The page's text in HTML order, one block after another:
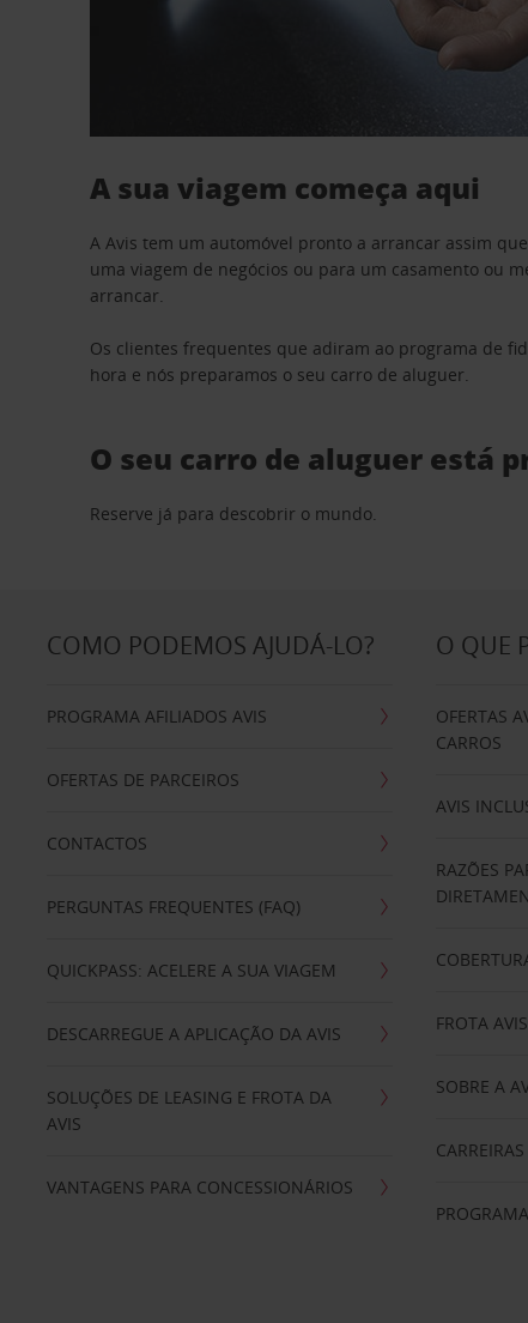
A sua viagem começa aqui
A Avis tem um automóvel pronto a arrancar assim
uma viagem de negócios ou para um casamento ou
arrancar.
Os clientes frequentes que adiram ao programa de
hora e nós preparamos o seu carro de aluguer.
O seu carro de aluguer está
Reserve já para descobrir o mundo.
COMO PODEMOS AJUDÁ-LO?
PROGRAMA AFILIADOS AVIS
OFERTAS DE PARCEIROS
CONTACTOS
PERGUNTAS FREQUENTES (FAQ)
QUICKPASS: ACELERE A SUA VIAGEM
DESCARREGUE A APLICAÇÃO DA AVIS
SOLUÇÕES DE LEASING E FROTA DA
AVIS
VANTAGENS PARA CONCESSIONÁRIOS
O QUE
OFERTAS
CARROS
AVIS
RAZÕES
FROTA AVIS
SOBRE A